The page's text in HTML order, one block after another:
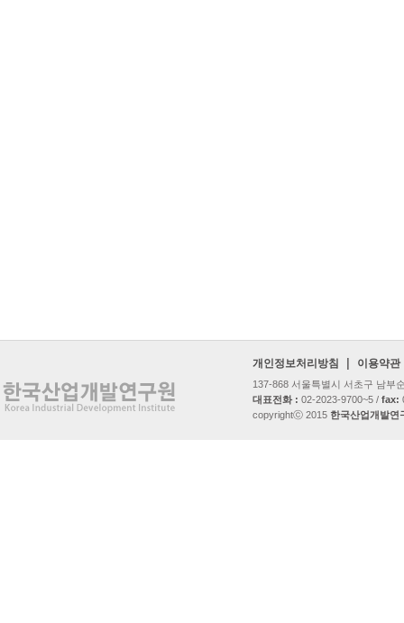
개인정보처리방침 이용약관
137-868 서울특별시 서초구 남부
대표전화 : 02-2023-9700~5 / fax:
copyrightⓒ 2015 한국산업개발